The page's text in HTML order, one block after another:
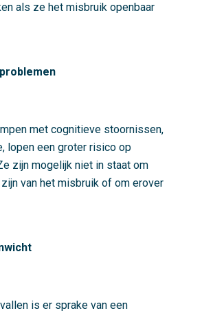
als ze het misbruik openbaar
met cognitieve stoornissen,
lopen een groter risico op
zijn mogelijk niet in staat om
van het misbruik of om erover
is er sprake van een